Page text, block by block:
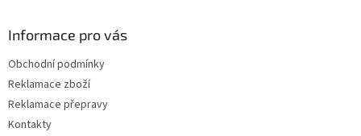
Informace pro vás
Obchodní podmínky
Reklamace zboží
Reklamace přepravy
Kontakty